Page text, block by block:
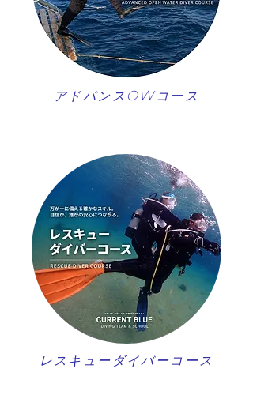
アドバンスOWコース
レスキューダイバーコース